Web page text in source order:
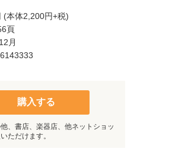
(本体2,200円+税)
頁
月
購入する
、書店、楽器店、他ネットショッ
ただけます。